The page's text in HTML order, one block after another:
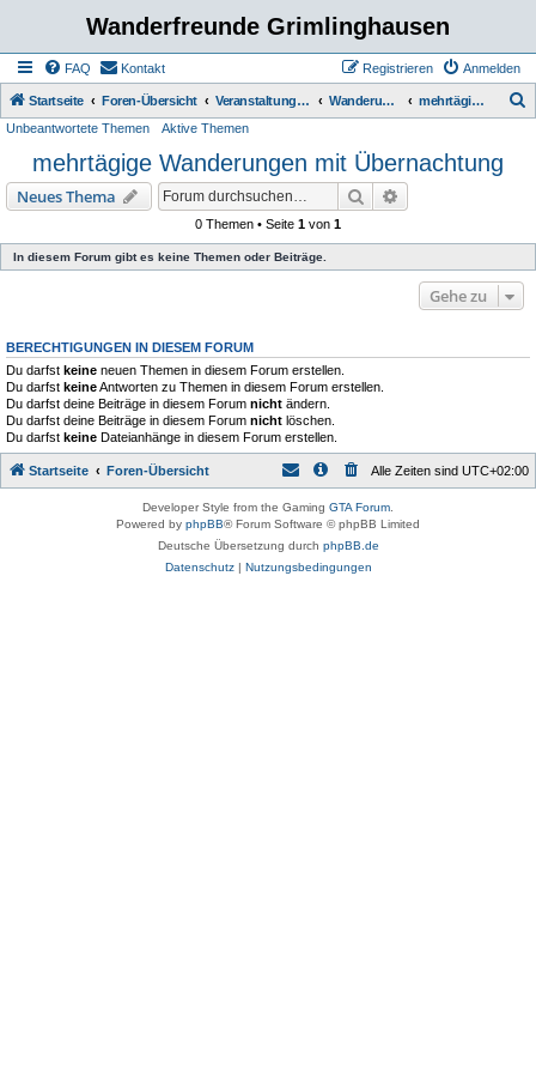
Wanderfreunde Grimlinghausen
FAQ Kontakt Anmelden
Registrieren
Startseite Foren-Übersicht Veranstaltungen / Wanderungen Wanderungen mehrtägige Wanderungen mit Übernachtung
Unbeantwortete Themen Aktive Themen
mehrtägige Wanderungen mit Übernachtung
Neues Thema Suche
0 Themen • Seite 1 von 1
In diesem Forum gibt es keine Themen oder Beiträge.
Gehe zu
BERECHTIGUNGEN IN DIESEM FORUM
Du darfst keine neuen Themen in diesem Forum erstellen.
Du darfst keineAntworten zu Themen in diesem Forum erstellen.
Du darfst deine Beiträge in diesem Forum nicht ändern.
Du darfst deine Beiträge in diesem Forum nicht löschen.
Du darfst keine Dateianhänge in diesem Forum erstellen.
Startseite Foren-Übersicht Alle Zeiten sind UTC+02:00
Developer Style from the Gaming GTA Forum
Powered by phpBB® Forum Software © phpBB Limited
Deutsche Übersetzung durch phpBB.de
Datenschutz| Nutzungsbedingungen